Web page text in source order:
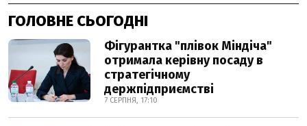
ГОЛОВНЕ СЬОГОДНІ
Фігурантка "плівок Міндіча"
отримала керівну посаду в
стратегічному
держпідприємстві
7 СЕРПНЯ, 17:10